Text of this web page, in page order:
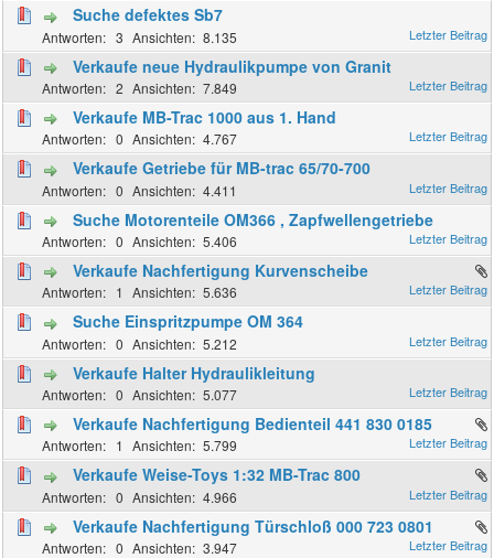
Suche defektes Sb7
3 8.135
Verkaufe neue Hydraulikpumpe von Granit
2 7.849
Verkaufe MB-Trac 1000 aus 1. Hand
0 4.767
Verkaufe Getriebe für MB-trac 65/70-700
0 4.411
Suche Motorenteile OM366 , Zapfwellengetriebe
0 5.406
Verkaufe Nachfertigung Kurvenscheibe
1 5.636
Suche Einspritzpumpe OM 364
0 5.212
Verkaufe Halter Hydraulikleitung
0 5.077
Verkaufe Nachfertigung Bedienteil 441 830 0185
1 5.799
Verkaufe Weise-Toys 1:32 MB-Trac 800
0 4.966
Verkaufe Nachfertigung Türschloß 000 723 0801
0 3.947